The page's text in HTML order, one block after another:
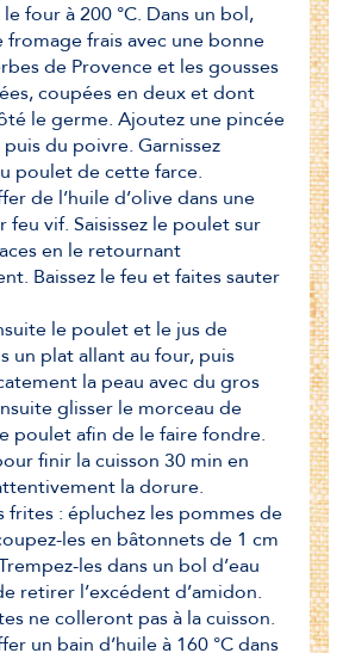
four à 200 °C. Dans un bol,
fromage frais avec une bonne
de Provence et les gousses
coupées en deux et dont
le germe. Ajoutez une pincée
du poivre. Garnissez
poulet de cette farce.
de l’huile d’olive dans une
feu vif. Saisissez le poulet sur
en le retournant
Baissez le feu et faites sauter
le poulet et le jus de
un plat allant au four, puis
la peau avec du gros
glisser le morceau de
poulet afin de le faire fondre.
finir la cuisson 30 min en
la dorure.
frites : épluchez les pommes de
les en bâtonnets de 1 cm
les dans un bol d’eau
retirer l’excédent d’amidon.
ne colleront pas à la cuisson.
un bain d’huile à 160 °C dans